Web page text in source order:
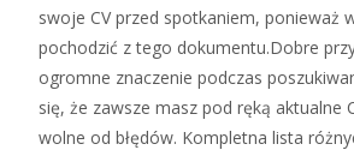
swoje CV przed spotkaniem, ponieważ
pochodzić z tego dokumentu.Dobre
ogromne znaczenie podczas
się, że zawsze masz pod ręką aktualne
wolne od błędów. Kompletna lista